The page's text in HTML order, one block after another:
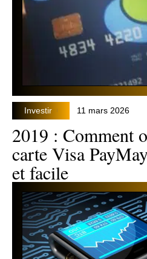
Investir 11 mars 2026
2019 : Comment
carte Visa
et facile